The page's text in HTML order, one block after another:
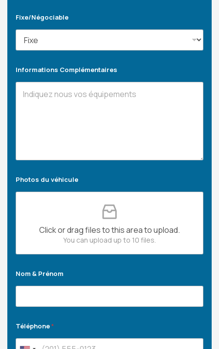
Fixe/Négociable
Informations Complémentaires
Photos du véhicule
Click or drag files to this area to upload.
You can upload up to 10 files.
Nom & Prénom
Téléphone*